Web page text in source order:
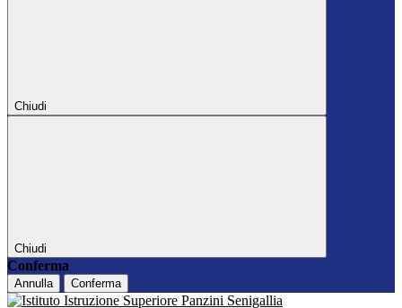
Chiudi
Chiudi
Conferma
Annulla Conferma